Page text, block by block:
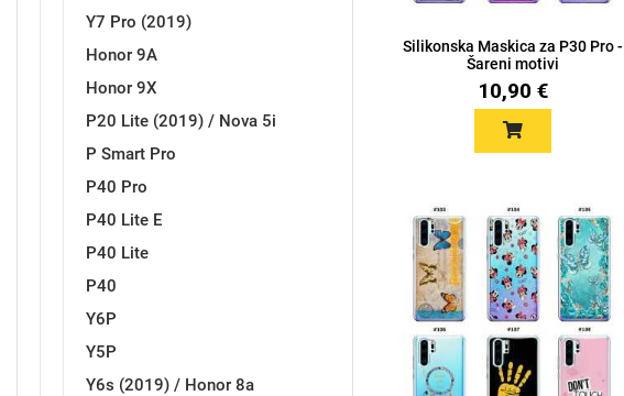
Y7 Pro (2019)
Honor 9A
Honor 9X
P20 Lite (2019) / Nova 5i
P Smart Pro
P40 Pro
P40 Lite E
P40 Lite
P40
Y6P
Y5P
Y6s (2019) / Honor 8a
Silikonska Maskica za P30 Pro -
Šareni motivi
10,90 €
Svijet životinja Auto - Moto motivi